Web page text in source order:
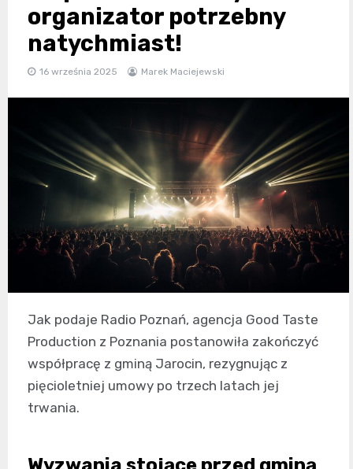
organizator potrzebny
natychmiast!
16 września 2025 Marek Maciejewski
Jak podaje Radio Poznań, agencja Good Taste
Production z Poznania postanowiła zakończyć
współpracę z gminą Jarocin, rezygnując z
pięcioletniej umowy po trzech latach jej
trwania.